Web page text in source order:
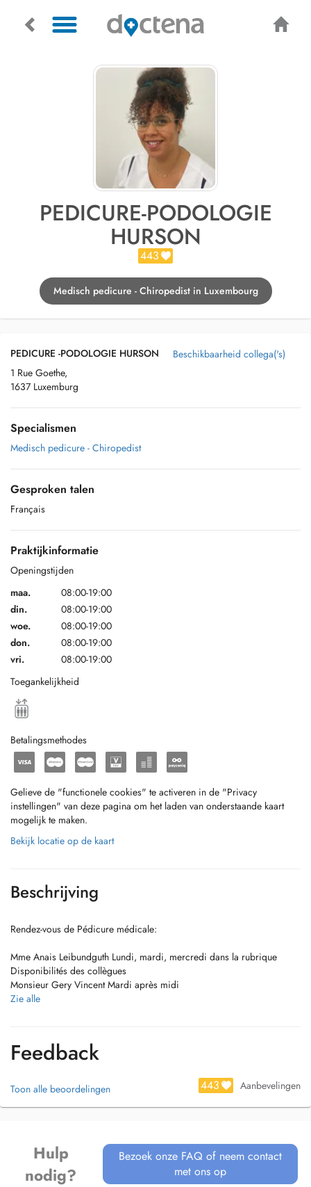
PEDICURE-PODOLOGIE
HURSON
443
Medisch pedicure - Chiropedist in Luxembourg
PEDICURE -PODOLOGIE HURSON
1 Rue Goethe,
1637 Luxemburg
Beschikbaarheid collega('s)
Specialismen
Medisch pedicure - Chiropedist
Gesproken talen
Français
Praktijkinformatie
Openingstijden
maa.
08:00-19:00
din.
08:00-19:00
woe.
08:00-19:00
don.
08:00-19:00
vri.
08:00-19:00
Toegankelijkheid
Betalingsmethodes
Gelieve de "functionele cookies" te activeren in de "Privacy
instellingen" van deze pagina om het laden van onderstaande kaart
mogelijk te maken.
Bekijk locatie op de kaart
Beschrijving
Rendez-vous de Pédicure médicale:
Mme Anais Leibundguth Lundi, mardi, mercredi dans la rubrique
Disponibilités des collègues
Monsieur Gery Vincent Mardi après midi
ou par téléphone Gsm 352 661 615 532
sera facturé.
Zie alle
Feedback
Toon alle beoordelingen 443 Aanbevelingen
Hulp
nodig?
Bezoek onze FAQ of neem contact
met ons op